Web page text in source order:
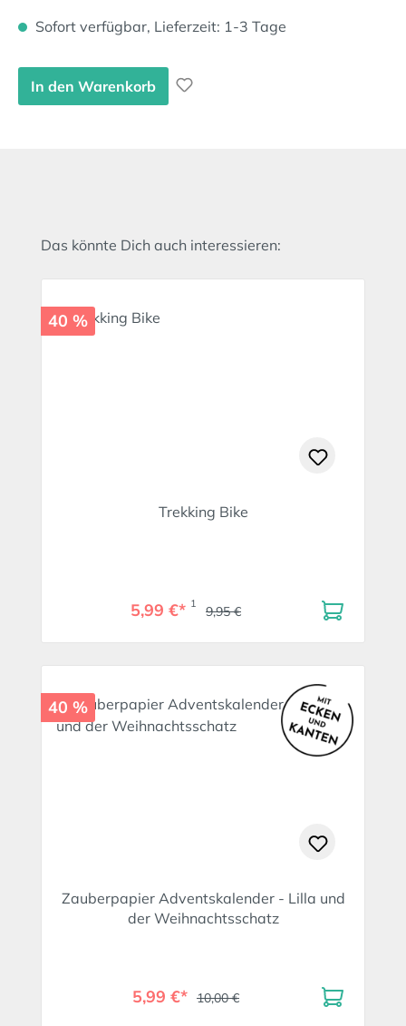
Sofort verfügbar, Lieferzeit: 1-3 Tage
In den Warenkorb
Produktgalerie überspringen
Das könnte Dich auch interessieren:
40 %
Trekking Bike
5,99 €* 1 9,95 €
40 %
Zauberpapier Adventskalender - Lilla und
der Weihnachtsschatz
5,99 €* 10,00 €